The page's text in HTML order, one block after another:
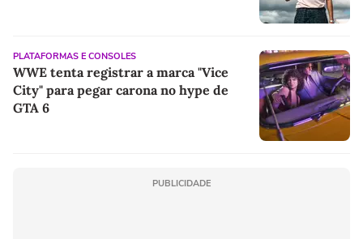
PLATAFORMAS E CONSOLES
WWE tenta registrar a marca "Vice
City" para pegar carona no hype de
GTA 6
PUBLICIDADE